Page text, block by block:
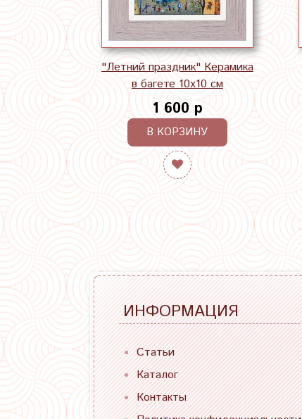
"Летний праздник" Керамика
в багете 10х10 см
1 600 р
В КОРЗИНУ
ИНФОРМАЦИЯ
Статьи
Каталог
Контакты